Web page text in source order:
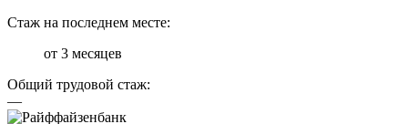
Стаж на последнем месте:
от 3 месяцев
Общий трудовой стаж:
—